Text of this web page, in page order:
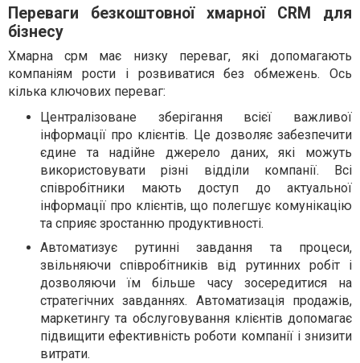
Переваги безкоштовної хмарної CRM для
бізнесу
Хмарна срм має низку переваг, які допомагають
компаніям рости і розвиватися без обмежень. Ось
кілька ключових переваг:
Централізоване зберігання всієї важливої
інформації про клієнтів. Це дозволяє забезпечити
єдине та надійне джерело даних, які можуть
використовувати різні відділи компанії. Всі
співробітники мають доступ до актуальної
інформації про клієнтів, що полегшує комунікацію
та сприяє зростанню продуктивності.
Автоматизує рутинні завдання та процеси,
звільняючи співробітників від рутинних робіт і
дозволяючи їм більше часу зосередитися на
стратегічних завданнях. Автоматизація продажів,
маркетингу та обслуговування клієнтів допомагає
підвищити ефективність роботи компанії і знизити
витрати.